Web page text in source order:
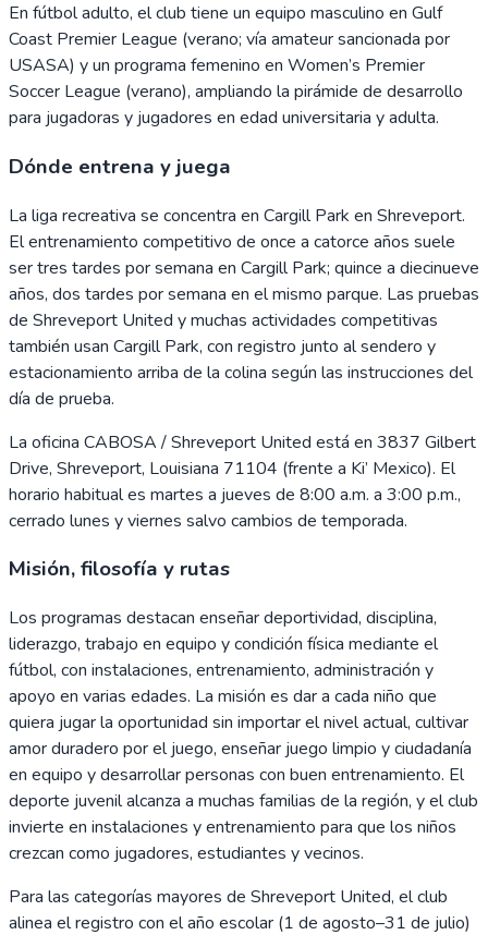
En fútbol adulto, el club tiene un equipo masculino en Gulf
Coast Premier League (verano; vía amateur sancionada por
USASA) y un programa femenino en Women’s Premier
Soccer League (verano), ampliando la pirámide de desarrollo
para jugadoras y jugadores en edad universitaria y adulta.
Dónde entrena y juega
La liga recreativa se concentra en Cargill Park en Shreveport.
El entrenamiento competitivo de once a catorce años suele
ser tres tardes por semana en Cargill Park; quince a diecinueve
años, dos tardes por semana en el mismo parque. Las pruebas
de Shreveport United y muchas actividades competitivas
también usan Cargill Park, con registro junto al sendero y
estacionamiento arriba de la colina según las instrucciones del
día de prueba.
La oficina CABOSA / Shreveport United está en 3837 Gilbert
Drive, Shreveport, Louisiana 71104 (frente a Ki’ Mexico). El
horario habitual es martes a jueves de 8:00 a.m. a 3:00 p.m.,
cerrado lunes y viernes salvo cambios de temporada.
Misión, filosofía y rutas
Los programas destacan enseñar deportividad, disciplina,
liderazgo, trabajo en equipo y condición física mediante el
fútbol, con instalaciones, entrenamiento, administración y
apoyo en varias edades. La misión es dar a cada niño que
quiera jugar la oportunidad sin importar el nivel actual, cultivar
amor duradero por el juego, enseñar juego limpio y ciudadanía
en equipo y desarrollar personas con buen entrenamiento. El
deporte juvenil alcanza a muchas familias de la región, y el club
invierte en instalaciones y entrenamiento para que los niños
crezcan como jugadores, estudiantes y vecinos.
Para las categorías mayores de Shreveport United, el club
alinea el registro con el año escolar (1 de agosto–31 de julio)